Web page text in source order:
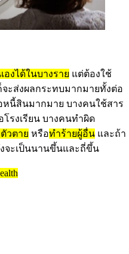
องได้ในบางราย แต่ต้องใช้
ะส่งผลกระทบมากมายทั้งต่อ
นี้สินมากมาย บางคนใช้สาร
รงเรียน บางคนทำผิด
วตาย หรือทำร้ายผู้อื่น และถ้า
จะเป็นนานขึ้นและถี่ขึ้น